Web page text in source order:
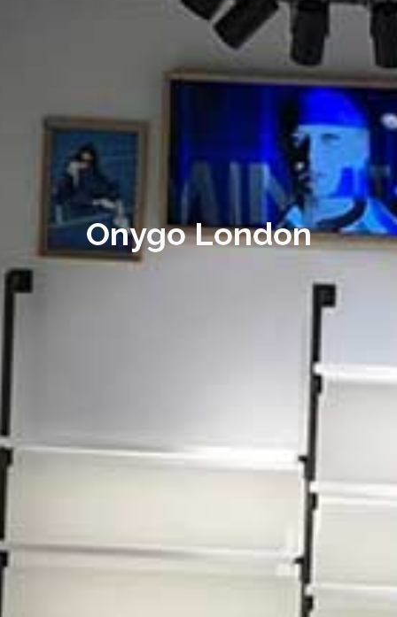
Onygo London